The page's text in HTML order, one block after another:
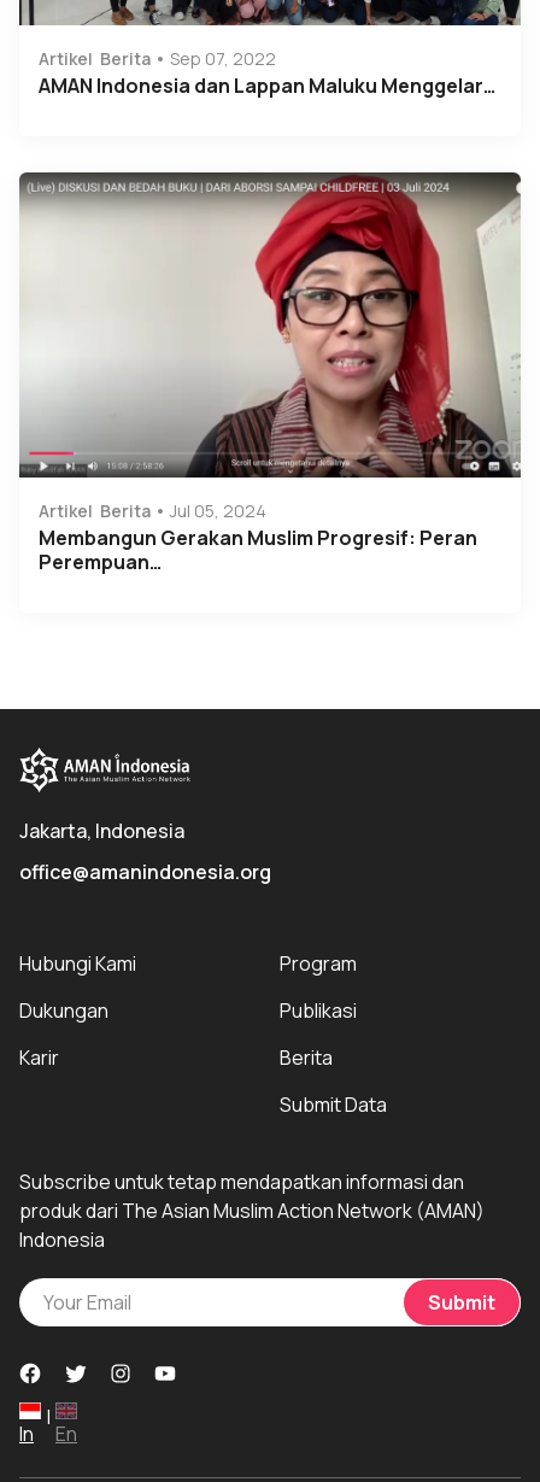
Artikel Berita Sep 07, 2022
AMAN Indonesia dan Lappan Maluku Menggelar…
Artikel Berita Jul 05, 2024
Membangun Gerakan Muslim Progresif: Peran
Perempuan…
Jakarta, Indonesia
office@amanindonesia.org
Hubungi Kami
Dukungan
Karir
Program
Publikasi
Berita
Submit Data
Subscribe untuk tetap mendapatkan informasi dan
produk dari The Asian Muslim Action Network (AMAN)
Indonesia
Submit
In
|
En